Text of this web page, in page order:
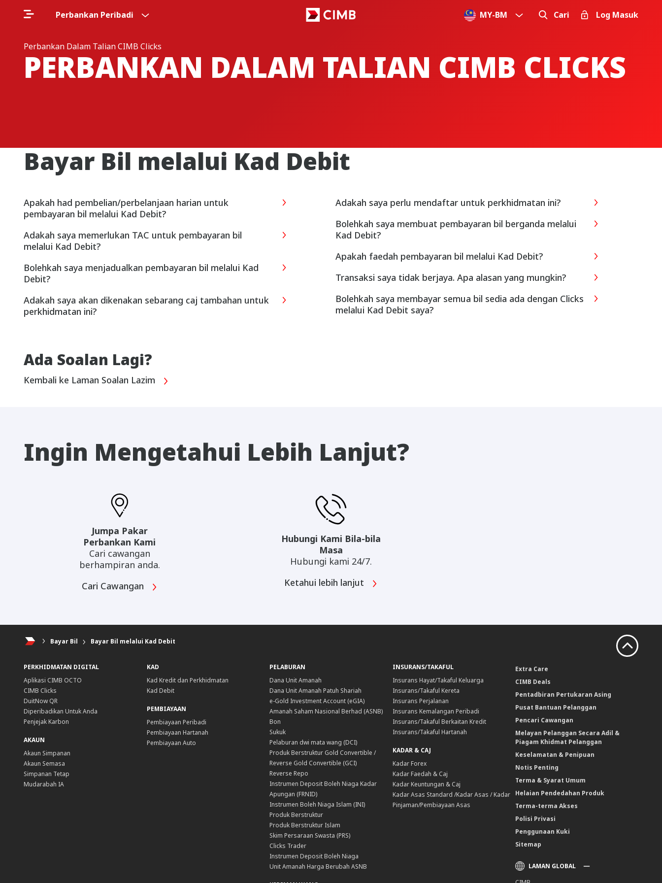
Perbankan Peribadi MY-BM Cari Log Masuk
Perbankan Dalam Talian CIMB Clicks
PERBANKAN DALAM TALIAN CIMB CLICKS
Bayar Bil melalui Kad Debit
Apakah had pembelian/perbelanjaan harian untuk
pembayaran bil melalui Kad Debit?
Adakah saya memerlukan TAC untuk pembayaran bil
melalui Kad Debit?
Bolehkah saya menjadualkan pembayaran bil melalui Kad
Debit?
Adakah saya akan dikenakan sebarang caj tambahan untuk
perkhidmatan ini?
Adakah saya perlu mendaftar untuk perkhidmatan ini?
Bolehkah saya membuat pembayaran bil berganda melalui
Kad Debit?
Apakah faedah pembayaran bil melalui Kad Debit?
Transaksi saya tidak berjaya. Apa alasan yang mungkin?
Bolehkah saya membayar semua bil sedia ada dengan Clicks
melalui Kad Debit saya?
Ada Soalan Lagi?
Kembali ke Laman Soalan Lazim
Ingin Mengetahui Lebih Lanjut?
Jumpa Pakar
Perbankan Kami
Cari cawangan
berhampiran anda.
Cari Cawangan
Hubungi Kami Bila-bila
Masa
Hubungi kami 24/7.
Ketahui lebih lanjut
Bayar Bil Bayar Bil melalui Kad Debit
PERKHIDMATAN DIGITAL
Aplikasi CIMB OCTO
CIMB Clicks
DuitNow QR
Diperibadikan Untuk Anda
Penjejak Karbon
AKAUN
Akaun Simpanan
Akaun Semasa
Simpanan Tetap
Mudarabah IA
KAD
Kad Kredit dan Perkhidmatan
Kad Debit
PEMBIAYAAN
Pembiayaan Peribadi
Pembiayaan Hartanah
Pembiayaan Auto
PELABURAN
Dana Unit Amanah
Dana Unit Amanah Patuh Shariah
e-Gold Investment Account (eGIA)
Amanah Saham Nasional Berhad (ASNB)
Bon
Sukuk
Pelaburan dwi mata wang (DCI)
Produk Berstruktur Gold Convertible /
Reverse Gold Convertible (GCI)
Reverse Repo
Instrumen Deposit Boleh Niaga Kadar
Apungan (FRNID)
Instrumen Boleh Niaga Islam (INI)
Produk Berstruktur
Produk Berstruktur Islam
Skim Persaraan Swasta (PRS)
Clicks Trader
Instrumen Deposit Boleh Niaga
Unit Amanah Harga Berubah ASNB
INSURANS/TAKAFUL
Insurans Hayat/Takaful Keluarga
Insurans/Takaful Kereta
Insurans Perjalanan
Insurans Kemalangan Peribadi
Insurans/Takaful Berkaitan Kredit
Insurans/Takaful Hartanah
KADAR & CAJ
Kadar Forex
Kadar Faedah & Caj
Kadar Keuntungan & Caj
Kadar Asas Standard /Kadar Asas / Kadar
Pinjaman/Pembiayaan Asas
Extra Care
CIMB Deals
Pentadbiran Pertukaran Asing
Pusat Bantuan Pelanggan
Pencari Cawangan
Melayan Pelanggan Secara Adil &
Piagam Khidmat Pelanggan
Keselamatan & Penipuan
Notis Penting
Terma & Syarat Umum
Helaian Pendedahan Produk
Terma-terma Akses
Polisi Privasi
Penggunaan Kuki
Sitemap
LAMAN GLOBAL